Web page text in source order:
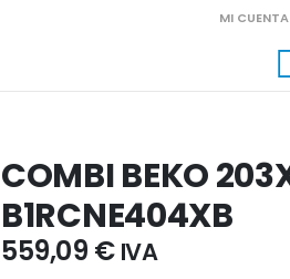
MI CUENTA
COMBI BEKO
B1RCNE404XB
559,09 € IVA